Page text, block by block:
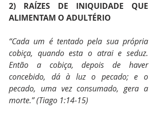
2) RAÍZES DE INIQUIDADE QUE
ALIMENTAM O ADULTÉRIO
“Cada um é tentado pela sua própria
cobiça, quando esta o atrai e seduz.
Então a cobiça, depois de haver
concebido, dá à luz o pecado; e o
pecado, uma vez consumado, gera a
morte.” (Tiago 1:14-15)